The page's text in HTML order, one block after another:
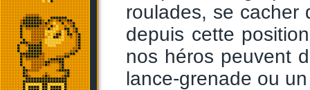
roulades, se cacher
depuis cette
nos héros peuvent
lance-grenade ou